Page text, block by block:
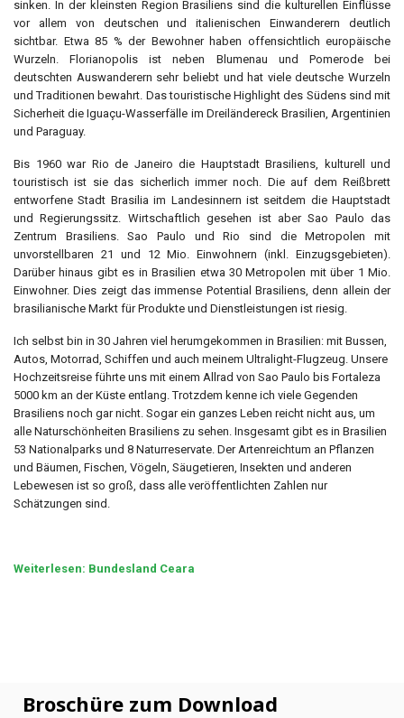
sinken. In der kleinsten Region Brasiliens sind die kulturellen Einflüsse
vor allem von deutschen und italienischen Einwanderern deutlich
sichtbar. Etwa 85 % der Bewohner haben offensichtlich europäische
Wurzeln. Florianopolis ist neben Blumenau und Pomerode bei
deutschten Auswanderern sehr beliebt und hat viele deutsche Wurzeln
und Traditionen bewahrt. Das touristische Highlight des Südens sind mit
Sicherheit die Iguaçu-Wasserfälle im Dreiländereck Brasilien, Argentinien
und Paraguay.
Bis 1960 war Rio de Janeiro die Hauptstadt Brasiliens, kulturell und
touristisch ist sie das sicherlich immer noch. Die auf dem Reißbrett
entworfene Stadt Brasilia im Landesinnern ist seitdem die Hauptstadt
und Regierungssitz. Wirtschaftlich gesehen ist aber Sao Paulo das
Zentrum Brasiliens. Sao Paulo und Rio sind die Metropolen mit
unvorstellbaren 21 und 12 Mio. Einwohnern (inkl. Einzugsgebieten).
Darüber hinaus gibt es in Brasilien etwa 30 Metropolen mit über 1 Mio.
Einwohner. Dies zeigt das immense Potential Brasiliens, denn allein der
brasilianische Markt für Produkte und Dienstleistungen ist riesig.
Ich selbst bin in 30 Jahren viel herumgekommen in Brasilien: mit Bussen,
Autos, Motorrad, Schiffen und auch meinem Ultralight-Flugzeug. Unsere
Hochzeitsreise führte uns mit einem Allrad von Sao Paulo bis Fortaleza
5000 km an der Küste entlang. Trotzdem kenne ich viele Gegenden
Brasiliens noch gar nicht. Sogar ein ganzes Leben reicht nicht aus, um
alle Naturschönheiten Brasiliens zu sehen. Insgesamt gibt es in Brasilien
53 Nationalparks und 8 Naturreservate. Der Artenreichtum an Pflanzen
und Bäumen, Fischen, Vögeln, Säugetieren, Insekten und anderen
Lebewesen ist so groß, dass alle veröffentlichten Zahlen nur
Schätzungen sind.
Weiterlesen: Bundesland Ceara
Broschüre zum Download